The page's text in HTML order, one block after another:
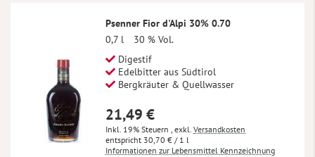
Psenner Fior d'Alpi 30% 0.70
0,7 l
30 % Vol.
Digestif
Edelbitter aus Südtirol
Bergkräuter & Quellwasser
21,49 €
Inkl. 19% Steuern , exkl. Versandkosten
30,70 € / 1 l
Informationen zur Lebensmittel Kennzeichnung